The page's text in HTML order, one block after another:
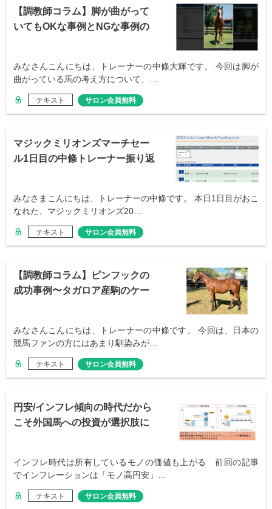
【調教師コラム】脚が曲がって
いてもOKな事例とNGな事例の
みなさんこんにちは、トレーナーの中條大輝です。 今回は脚が
曲がっている馬の考え方について、…
テキスト サロン会員無料
マジックミリオンズマーチセー
ル1日目の中條トレーナー振り返
みなさまこんにちは、トレーナーの中條です。 本日1日目がおこ
なれた、マジックミリオンズ20…
テキスト サロン会員無料
【調教師コラム】ピンフックの
成功事例〜タガロア産駒のケー
みなさんこんにちは、トレーナーの中條です。 今回は、日本の
競馬ファンの方にはあまり馴染みが…
テキスト サロン会員無料
円安/インフレ傾向の時代だから
こそ外国馬への投資が選択肢に
インフレ時代は所有しているモノの価値も上がる 前回の記事
でインフレーションは「モノ高円安」…
テキスト サロン会員無料